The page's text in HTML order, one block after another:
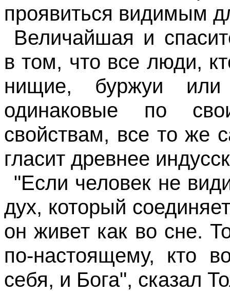
проявиться видимым
Величайшая и
в том, что все люди,
нищие, буржуи или
одинаковые по
свойствам, все то же
гласит древнее
"Если человек не
дух, который
он живет как во сне.
по-настоящему, кто
себя, и Бога", сказал